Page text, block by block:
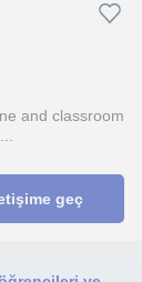
and classroom
geç